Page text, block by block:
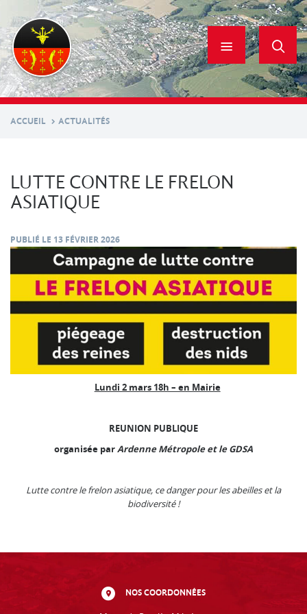
contenu
principal
ACCUEIL ACTUALITÉS
LUTTE CONTRE LE FRELON
ASIATIQUE
PUBLIÉ LE 13 FÉVRIER 2026
Lundi 2 mars 18h – en Mairie
REUNION PUBLIQUE
organisée par Ardenne Métropole et le GDSA
Lutte contre le frelon asiatique, ce danger pour les abeilles et la
biodiversité !
NOS COORDONNÉES